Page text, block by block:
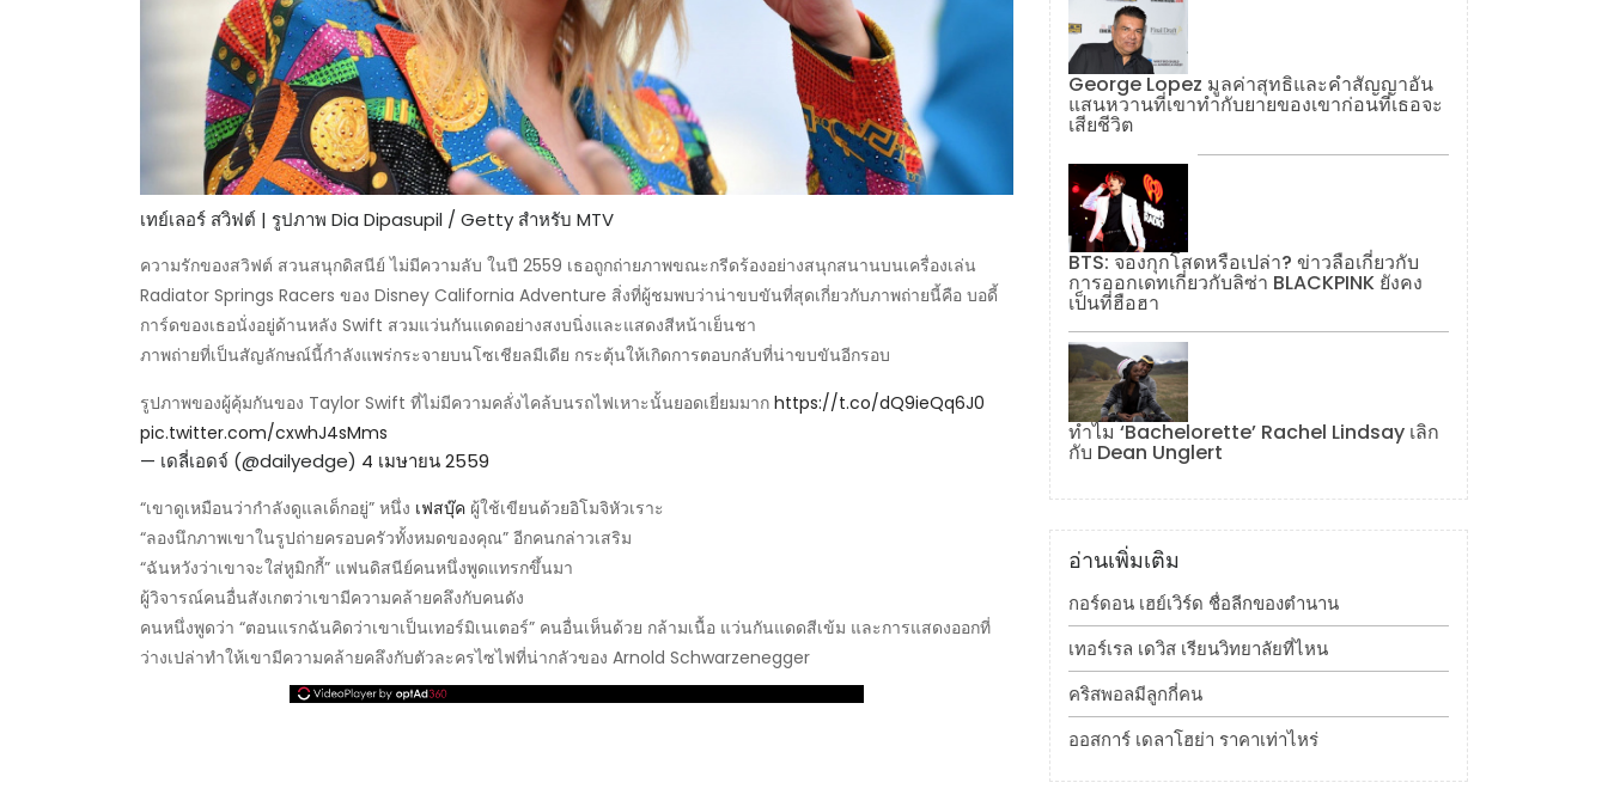
เทย์เลอร์ สวิฟต์ | รูปภาพ Dia Dipasupil / Getty สำหรับ MTV
ความรักของสวิฟต์ สวนสนุกดิสนีย์ ไม่มีความลับ ในปี 2559 เธอถูกถ่ายภาพขณะกรีดร้องอย่างสนุกสนานบนเครื่องเล่น
Radiator Springs Racers ของ Disney California Adventure สิ่งที่ผู้ชมพบว่าน่าขบขันที่สุดเกี่ยวกับภาพถ่ายนี้คือ บอดี้
การ์ดของเธอนั่งอยู่ด้านหลัง Swift สวมแว่นกันแดดอย่างสงบนิ่งและแสดงสีหน้าเย็นชา
ภาพถ่ายที่เป็นสัญลักษณ์นี้กำลังแพร่กระจายบนโซเชียลมีเดีย กระตุ้นให้เกิดการตอบกลับที่น่าขบขันอีกรอบ
รูปภาพของผู้คุ้มกันของ Taylor Swift ที่ไม่มีความคลั่งไคล้บนรถไฟเหาะนั้นยอดเยี่ยมมาก https://t.co/dQ9ieQq6J0
pic.twitter.com/cxwhJ4sMms
— เดลี่เอดจ์ (@dailyedge) 4 เมษายน 2559
“เขาดูเหมือนว่ากำลังดูแลเด็กอยู่” หนึ่ง เฟสบุ๊ค ผู้ใช้เขียนด้วยอิโมจิหัวเราะ
“ลองนึกภาพเขาในรูปถ่ายครอบครัวทั้งหมดของคุณ” อีกคนกล่าวเสริม
“ฉันหวังว่าเขาจะใส่หูมิกกี้” แฟนดิสนีย์คนหนึ่งพูดแทรกขึ้นมา
ผู้วิจารณ์คนอื่นสังเกตว่าเขามีความคล้ายคลึงกับคนดัง
คนหนึ่งพูดว่า “ตอนแรกฉันคิดว่าเขาเป็นเทอร์มิเนเตอร์” คนอื่นเห็นด้วย กล้ามเนื้อ แว่นกันแดดสีเข้ม และการแสดงออกที่
ว่างเปล่าทำให้เขามีความคล้ายคลึงกับตัวละครไซไฟที่น่ากลัวของ Arnold Schwarzenegger
George Lopez มูลค่าสุทธิและคำสัญญาอัน
แสนหวานที่เขาทำกับยายของเขาก่อนที่เธอจะ
เสียชีวิต
BTS: จองกุกโสดหรือเปล่า? ข่าวลือเกี่ยวกับ
การออกเดทเกี่ยวกับลิซ่า BLACKPINK ยังคง
เป็นที่ฮือฮา
ทำไม ‘Bachelorette’ Rachel Lindsay เลิก
กับ Dean Unglert
อ่านเพิ่มเติม
กอร์ดอน เฮย์เวิร์ด ชื่อลีกของตำนาน
เทอร์เรล เดวิส เรียนวิทยาลัยที่ไหน
คริสพอลมีลูกกี่คน
ออสการ์ เดลาโฮย่า ราคาเท่าไหร่